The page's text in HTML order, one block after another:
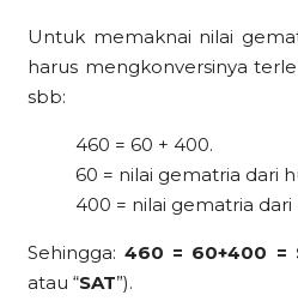
Untuk memaknai nilai
harus mengkonversinya
sbb:
460 = 60 + 400.
60 = nilai gematria dari
400 = nilai gematria dari
Sehingga:460 = 60+400 =
atau “SAT”).